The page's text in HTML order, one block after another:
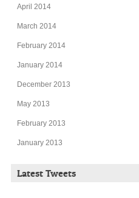
April 2014
March 2014
February 2014
January 2014
December 2013
May 2013
February 2013
January 2013
Latest Tweets